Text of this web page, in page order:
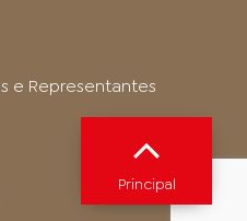
e Representantes
Principal